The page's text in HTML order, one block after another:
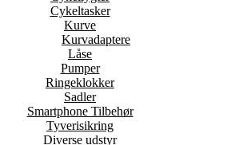
Cykeltasker
Kurve
Kurvadaptere
Låse
Pumper
Ringeklokker
Sadler
Smartphone Tilbehør
Tyverisikring
Diverse udstyr